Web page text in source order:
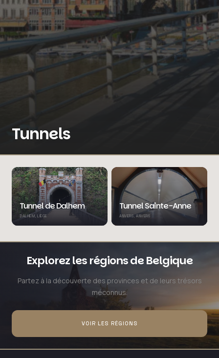
Tunnels
Tunnel de Dalhem
DALHEM, LIÈGE
Tunnel Sainte-Anne
ANVERS, ANVERS
Explorez les régions de Belgique
Partez à la découverte des provinces et de leurs trésors
méconnus.
VOIR LES RÉGIONS